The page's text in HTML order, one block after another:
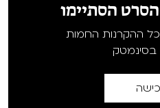
הסתיימו
ההקרנות החמות
בסינמטק